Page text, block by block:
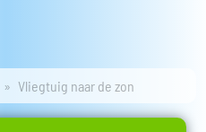
Vliegtuig naar de zon